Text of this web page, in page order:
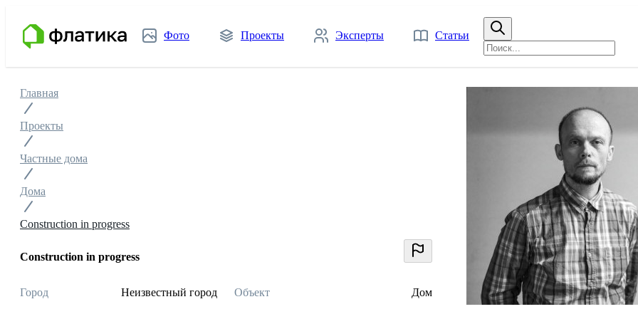
Фото Проекты Эксперты Статьи
Главная
Проекты
Частные дома
Дома
Construction in progress
Construction in progress
Город Неизвестный город Объект Дом